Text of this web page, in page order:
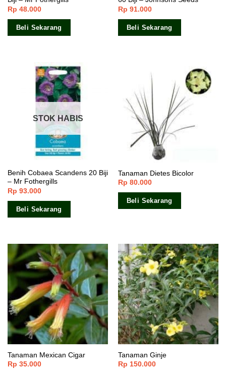
Rp 48.000
Beli Sekarang
Rp 91.000
Beli Sekarang
STOK HABIS
Benih Cobaea Scandens 20 Biji
– Mr Fothergills
Rp 93.000
Beli Sekarang
Tanaman Dietes Bicolor
Rp 80.000
Beli Sekarang
Tanaman Mexican Cigar
Rp 35.000
Tanaman Ginje
Rp 150.000